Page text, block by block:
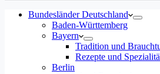
Bundesländer Deutschland
Baden-Württemberg
Bayern
Tradition und
Rezepte und
Berlin